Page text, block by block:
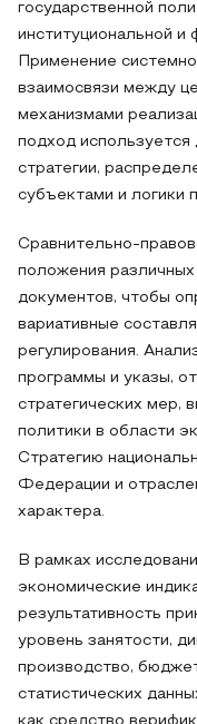
государственной
институциональной и
Применение
взаимосвязи между
механизмами
подход используется
стратегии,
субъектами и логики
Сравнительно-
положения различных
документов, чтобы
вариативные
регулирования.
программы и указы,
стратегических мер,
политики в области
Стратегию
Федерации и
характера.
В рамках
экономические
результативность
уровень занятости,
производство,
статистических